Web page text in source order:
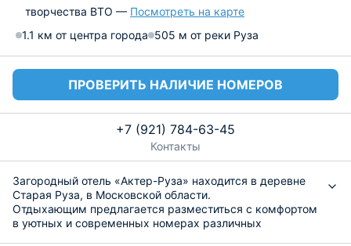
творчества ВТО — Посмотреть на карте
1.1 км от центра города 505 м от реки Руза
ПРОВЕРИТЬ НАЛИЧИЕ НОМЕРОВ
+7 (921) 784-63-45
Контакты
Загородный отель «Актер-Руза» находится в деревне
Старая Руза, в Московской области.
Отдыхающим предлагается разместиться с комфортом
в уютных и современных номерах различных